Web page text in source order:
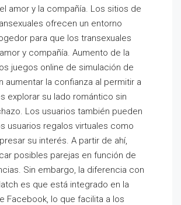
amor y la compañía. Los sitios de
ofrecen un entorno
para que los transexuales
y compañía. Aumento de la
juegos online de simulación de
aumentar la confianza al permitir a
explorar su lado romántico sin
Los usuarios también pueden
usuarios regalos virtuales como
su interés. A partir de ahí,
posibles parejas en función de
Sin embargo, la diferencia con
es que está integrado en la
Facebook, lo que facilita a los